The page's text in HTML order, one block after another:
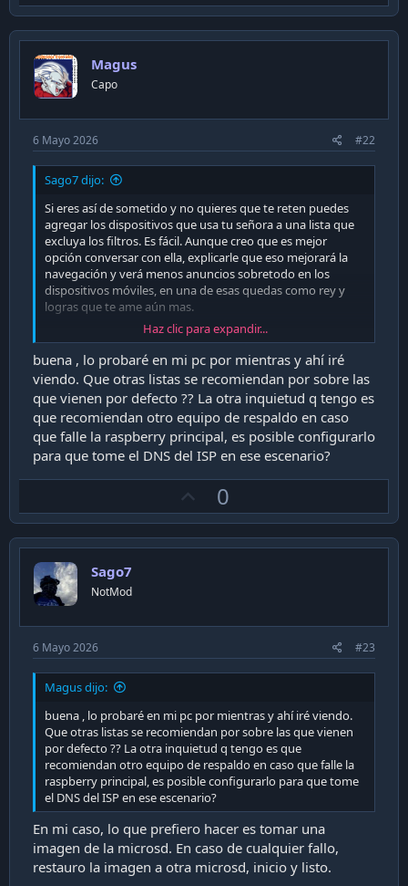
i
o
n
s
:
p
v
Magus
Capo
6 Mayo 2026 #22
Sago7 dijo:
Si eres así de sometido y no quieres que te reten puedes
agregar los dispositivos que usa tu señora a una lista que
excluya los filtros. Es fácil. Aunque creo que es mejor
opción conversar con ella, explicarle que eso mejorará la
navegación y verá menos anuncios sobretodo en los
dispositivos móviles, en una de esas quedas como rey y
logras que te ame aún mas.
Respecto a la mantención, es prácticamente nula una vez
que configuras todo y dejas las listas que te interesan. A lo
mas cuando hay una actualización de PiHole.
Haz clic para expandir...
buena , lo probaré en mi pc por mientras y ahí iré
viendo. Que otras listas se recomiendan por sobre las
que vienen por defecto ?? La otra inquietud q tengo es
que recomiendan otro equipo de respaldo en caso
que falle la raspberry principal, es posible configurarlo
para que tome el DNS del ISP en ese escenario?
p
v
0
Sago7
NotMod
6 Mayo 2026 #23
Magus dijo:
buena , lo probaré en mi pc por mientras y ahí iré viendo.
Que otras listas se recomiendan por sobre las que vienen
por defecto ?? La otra inquietud q tengo es que
recomiendan otro equipo de respaldo en caso que falle la
raspberry principal, es posible configurarlo para que tome
el DNS del ISP en ese escenario?
En mi caso, lo que prefiero hacer es tomar una
imagen de la microsd. En caso de cualquier fallo,
restauro la imagen a otra microsd, inicio y listo.